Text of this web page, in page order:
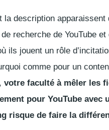
la description apparaissent
recherche de YouTube et
ils jouent un rôle
comme pour un
votre faculté à mêler les
pour YouTube avec
risque de faire la